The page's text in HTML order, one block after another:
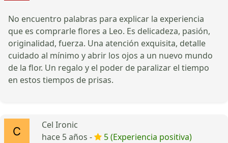
No encuentro palabras para explicar la experiencia
que es comprarle flores a Leo. Es delicadeza, pasión,
originalidad, fuerza. Una atención exquisita, detalle
cuidado al mínimo y abrir los ojos a un nuevo mundo
de la flor. Un regalo y el poder de paralizar el tiempo
en estos tiempos de prisas.
Cel Ironic
hace 5 años -
5 (Experiencia positiva)